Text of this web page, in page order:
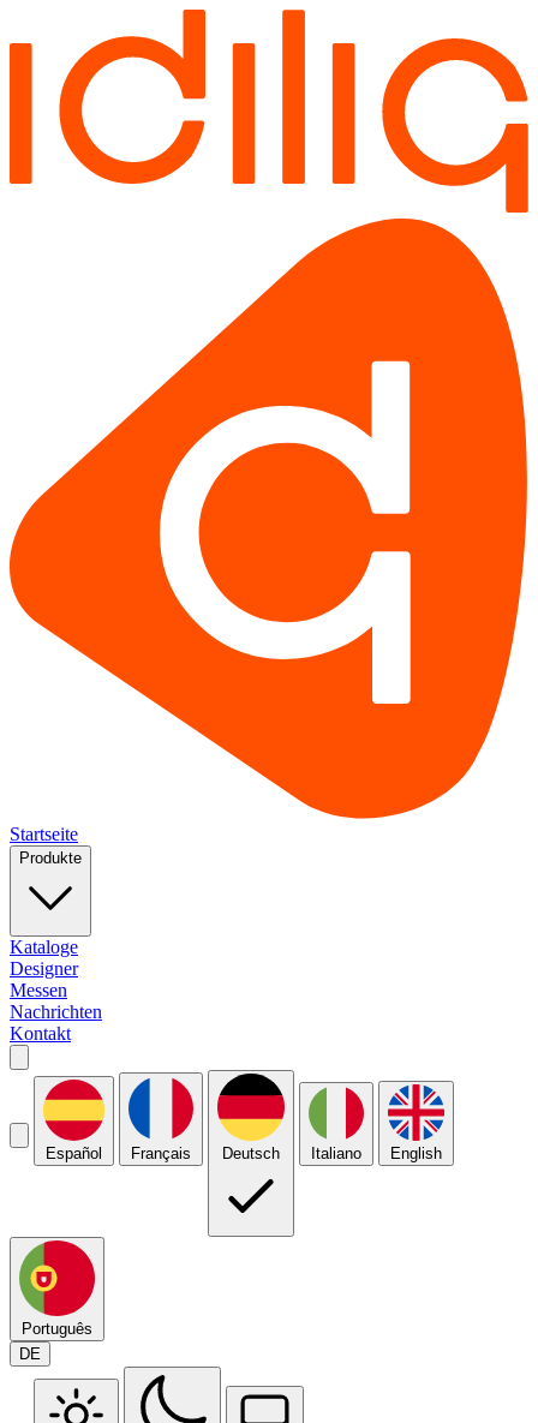
Startseite
Produkte
Kataloge
Designer
Messen
Nachrichten
Kontakt
Español Français Deutsch Italiano English
Português
DE